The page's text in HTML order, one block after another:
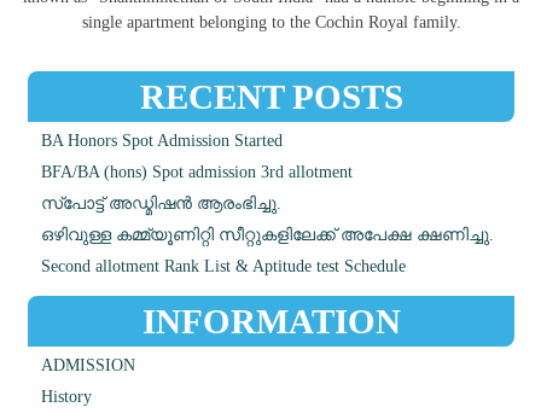
single apartment belonging to the Cochin Royal family.
RECENT POSTS
BA Honors Spot Admission Started
BFA/BA (hons) Spot admission 3rd allotment
സ്പോട്ട് അഡ്മിഷൻ ആരംഭിച്ചു.
ഒഴിവുള്ള കമ്മ്യൂണിറ്റി സീറ്റുകളിലേക്ക് അപേക്ഷ ക്ഷണിച്ചു.
Second allotment Rank List & Aptitude test Schedule
INFORMATION
ADMISSION
History